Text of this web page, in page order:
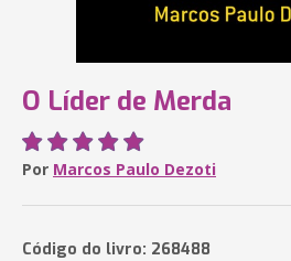
O Líder de Merda
Por Marcos Paulo Dezoti
Código do livro: 268488